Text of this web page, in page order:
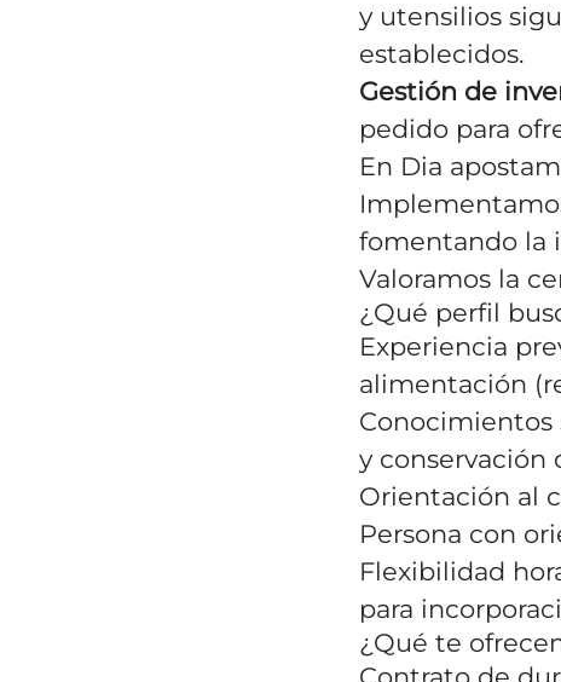
y utensilios
establecidos.
Gestión de
pedido para
En Dia
fomentando la
Valoramos la
¿Qué perfil
Experiencia
alimentación
Conocimientos
y conservación
Orientación al
Persona con
Flexibilidad
para
¿Qué te